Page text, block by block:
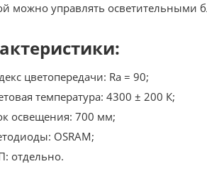
можно управлять осветительными
цветопередачи: Ra = 90;
температура: 4300 ± 200 К;
освещения: 700 мм;
OSRAM;
отдельно.